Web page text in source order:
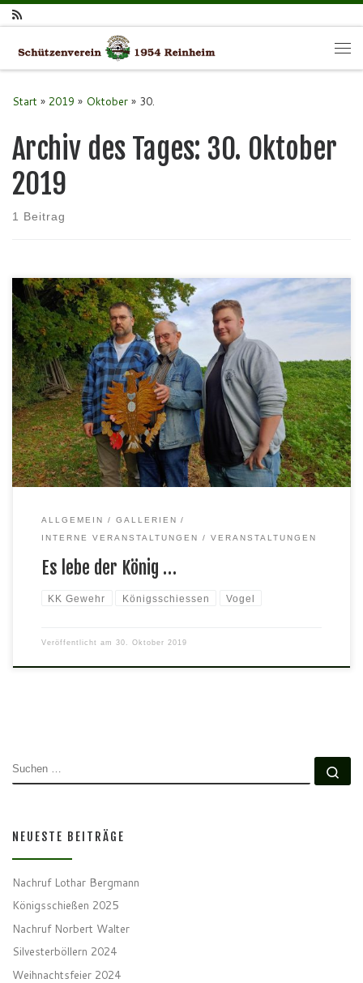
Zum Inhalt springen
Start » 2019 » Oktober » 30.
Archiv des Tages: 30. Oktober
2019
1 Beitrag
Am 13.10.2019 fand das diesjährige Königsschiessen statt. In
geselliger Runde ging es mit dem KK Gewehr auf den Vogel.
Diesen schoß schliesslich Winfried Emich ab und machte sich
damit zum König. Erster Ritter wurde demnach Jörg Klock,
Zweiter Ritter Torben Griebel.
ALLGEMEIN
GALLERIEN
INTERNE VERANSTALTUNGEN
VERANSTALTUNGEN
Es lebe der König …
KK Gewehr Königsschiessen Vogel
Veröffentlicht am 30. Oktober 2019
SUCHE
NEUESTE BEITRÄGE
Nachruf Lothar Bergmann
Königsschießen 2025
Nachruf Norbert Walter
Silvesterböllern 2024
Weihnachtsfeier 2024